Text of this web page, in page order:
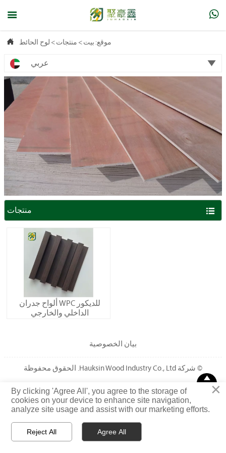
 
 موقع: بيت > منتجات > لوح الحائط
عربي 
منتجات 
ألواح جدران WPC للديكور
الداخلي والخارجي
بيان الخصوصية
© شركة Hauksin Wood Industry Co., Ltd. الحقوق محفوظة
 

×
By clicking 'Agree All', you agree to the storage of
cookies on your device to enhance site navigation,
analyze site usage and assist with our marketing efforts.
Reject All Agree All